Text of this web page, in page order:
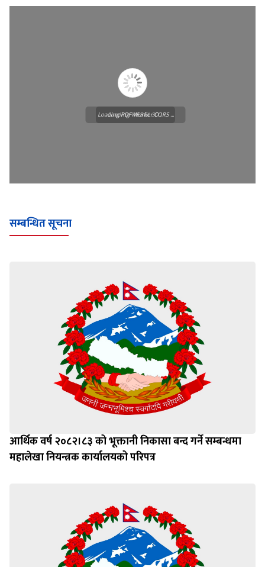
Loading WEBGL 3D ...
Loading PDF Worker CORS ...
सम्बन्धित सूचना
आर्थिक वर्ष २०८२।८३ को भूक्तानी निकासा बन्द गर्ने सम्बन्धमा
महालेखा नियन्त्रक कार्यालयको परिपत्र